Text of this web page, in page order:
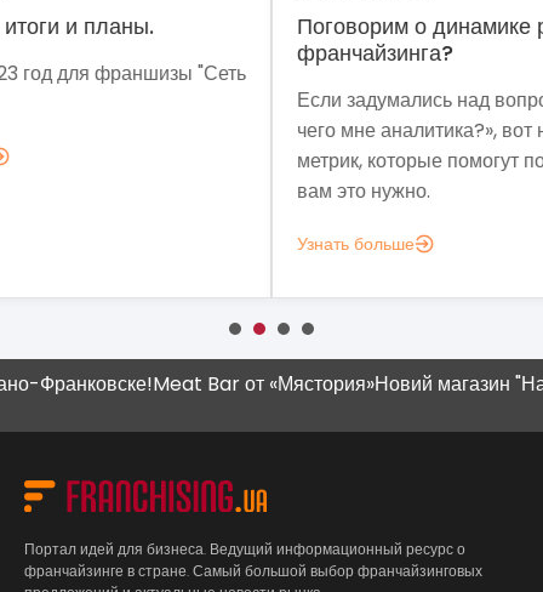
Поговорим о динамике рынка
Если задумались над вопросом «А для
чего мне аналитика?», вот несколько
метрик, которые помогут понять, зачем
мы
Meat Bar от «Мястория»Новий магазин "Наш
Портал идей для бизнеса. Ведущий информационный ресурс о
франчайзинге в стране. Самый большой выбор франчайзинговых